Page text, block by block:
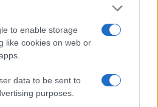
to enable storage
like cookies on web or
data to be sent to
purposes.